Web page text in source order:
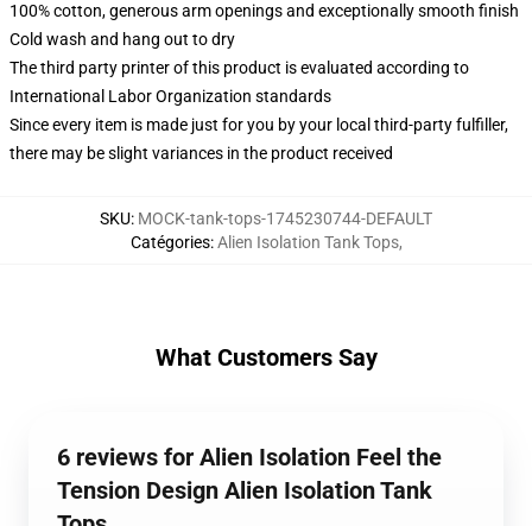
100% cotton, generous arm openings and exceptionally smooth finish
Cold wash and hang out to dry
The third party printer of this product is evaluated according to
International Labor Organization standards
Since every item is made just for you by your local third-party fulfiller,
there may be slight variances in the product received
SKU: MOCK-tank-tops-1745230744-DEFAULT
Catégories:Alien Isolation Tank Tops,
What Customers Say
6 reviews for Alien Isolation Feel the
Tension Design Alien Isolation Tank